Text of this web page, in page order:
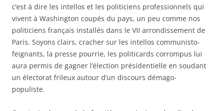
c’est à dire les intellos et les politiciens professionnels qui
vivent à Washington coupés du pays, un peu comme nos
politiciens français installés dans le VII arrondissement de
Paris. Soyons clairs, cracher sur les intellos communisto-
feignants, la presse pourrie, les politicards corrompus lui
aura permis de gagner l’élection présidentielle en soudant
un électorat frileux autour d’un discours démago-
populiste.